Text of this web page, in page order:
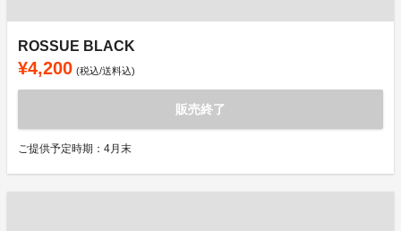
ROSSUE BLACK
¥4,200 (税込/送料込)
販売終了
ご提供予定時期：4月末